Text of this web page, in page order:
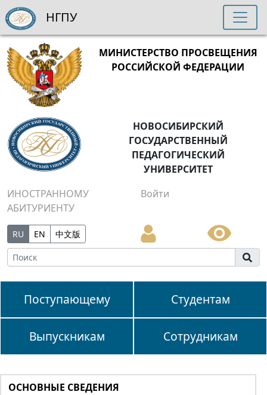
МИНИСТЕРСТВО ПРОСВЕЩЕНИЯ
РОССИЙСКОЙ ФЕДЕРАЦИИ
НОВОСИБИРСКИЙ
ГОСУДАРСТВЕННЫЙ
ПЕДАГОГИЧЕСКИЙ
УНИВЕРСИТЕТ
ИНОСТРАННОМУ
АБИТУРИЕНТУ
Войти
RU EN 中文版
Поступающему Студентам
Выпускникам Сотрудникам
НГПУ
ОСНОВНЫЕ СВЕДЕНИЯ